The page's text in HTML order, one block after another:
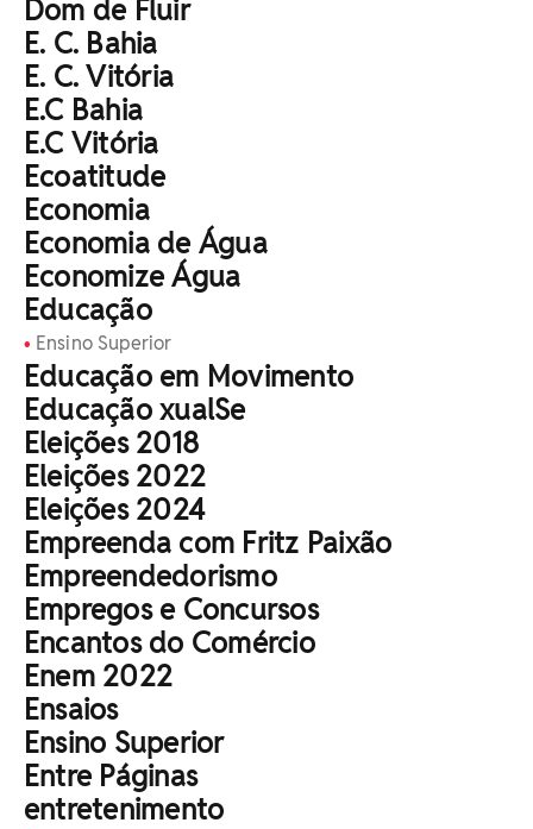
Dom de Fluir
E. C. Bahia
E. C. Vitória
E.C Bahia
E.C Vitória
Ecoatitude
Economia
Economia de Água
Economize Água
Educação
Ensino Superior
Educação em Movimento
Educação xualSe
Eleições 2018
Eleições 2022
Eleições 2024
Empreenda com Fritz Paixão
Empreendedorismo
Empregos e Concursos
Encantos do Comércio
Enem 2022
Ensaios
Ensino Superior
Entre Páginas
entretenimento